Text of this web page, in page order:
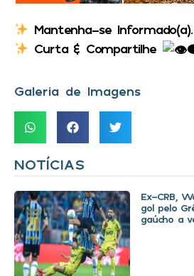
Mantenha-se Informado(a).
Curta & Compartilhe
Galeria de Imagens
NOTÍCIAS
Ex-CRB,
gol pelo
gaúcho a